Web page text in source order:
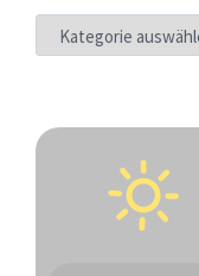
KATEGORIEN